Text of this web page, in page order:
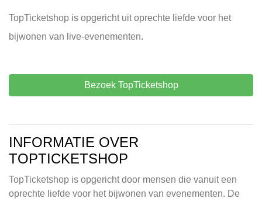
TopTicketshop is opgericht uit oprechte liefde voor het
bijwonen van live-evenementen.
Bezoek TopTicketshop
INFORMATIE OVER
TOPTICKETSHOP
TopTicketshop is opgericht door mensen die vanuit een
oprechte liefde voor het bijwonen van evenementen. De